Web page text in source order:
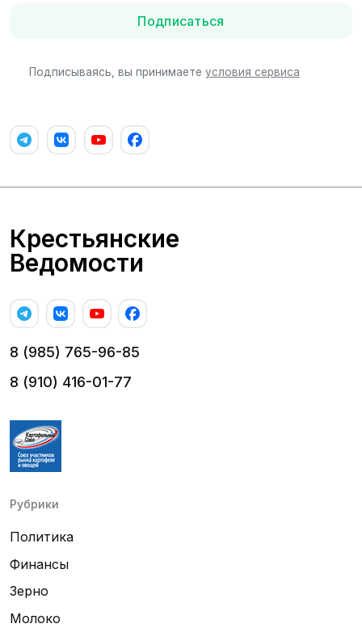
Подписаться
Подписываясь, вы принимаете условия сервиса
Крестьянские
Ведомости
8 (985) 765-96-85
8 (910) 416-01-77
Рубрики
Политика
Финансы
Зерно
Молоко